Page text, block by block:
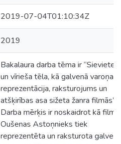
2019-07-04T01:10:34Z
2019
Bakalaura darba tēma ir “Sievietes
un vīrieša tēla, kā galvenā varoņa
reprezentācija, raksturojums un
atšķirības asa sižeta žanra filmās”.
Darba mērķis ir noskaidrot kā filmā
Oušenas Astoņnieks tiek
reprezentēta un raksturota galvenā